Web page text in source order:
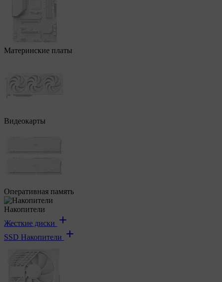
Материнские платы
Видеокарты
Оперативная память
Накопители
Жесткие диски
SSD Накопители